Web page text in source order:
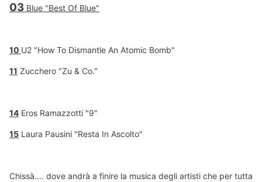
03 Blue "Best Of Blue"
10 U2 "How To Dismantle An Atomic Bomb"
11 Zucchero "Zu & Co."
14 Eros Ramazzotti "9"
15 Laura Pausini "Resta In Ascolto"
Chissà.... dove andrà a finire la musica degli artisti che per tutta